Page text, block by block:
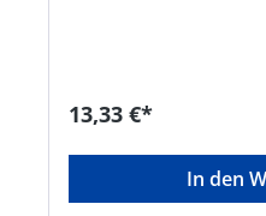
13,33 €*
In den